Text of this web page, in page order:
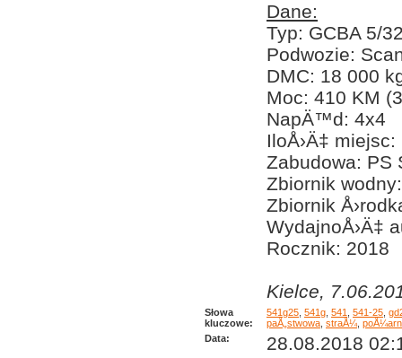
Dane:
Typ: GCBA 5/
Podwozie:
DMC: 18 000
Moc: 410 KM
NapÄ™d: 4x4
IloÅ›Ä‡
Zabudowa: PS
Zbiornik
Zbiornik
WydajnoÅ›Ä‡
Rocznik: 2018
Kielce,
Słowa
kluczowe:
541g25 541g 541 541-25
paÅ„stwowa straÅ¼
Data:
28.08.2018